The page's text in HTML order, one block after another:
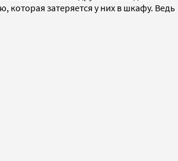
затеряется у них в шкафу. Ведь